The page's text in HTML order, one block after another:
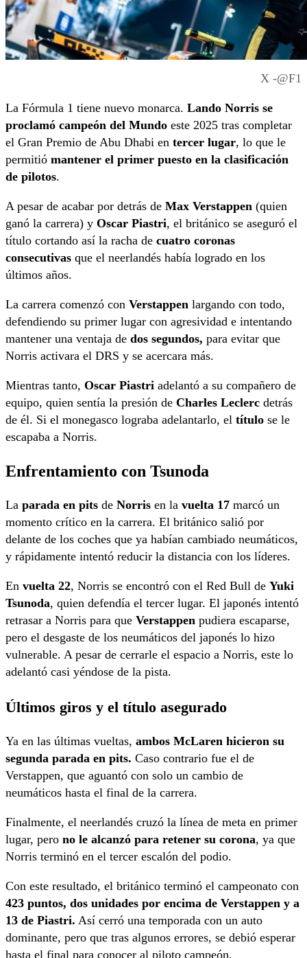
X -@F1
La Fórmula 1 tiene nuevo monarca. Lando Norris se
proclamó campeón del Mundo este 2025 tras completar
el Gran Premio de Abu Dhabi en tercer lugar, lo que le
permitió mantener el primer puesto en la clasificación
de pilotos.
A pesar de acabar por detrás de Max Verstappen (quien
ganó la carrera) y Oscar Piastri, el británico se aseguró el
título cortando así la racha de cuatro coronas
consecutivas que el neerlandés había logrado en los
últimos años.
La carrera comenzó con Verstappen largando con todo,
defendiendo su primer lugar con agresividad e intentando
mantener una ventaja de dos segundos, para evitar que
Norris activara el DRS y se acercara más.
Mientras tanto, Oscar Piastri adelantó a su compañero de
equipo, quien sentía la presión de Charles Leclerc detrás
de él. Si el monegasco lograba adelantarlo, el título se le
escapaba a Norris.
Enfrentamiento con Tsunoda
La parada en pits de Norris en la vuelta 17 marcó un
momento crítico en la carrera. El británico salió por
delante de los coches que ya habían cambiado neumáticos,
y rápidamente intentó reducir la distancia con los líderes.
En vuelta 22, Norris se encontró con el Red Bull de Yuki
Tsunoda, quien defendía el tercer lugar. El japonés intentó
retrasar a Norris para que Verstappen pudiera escaparse,
pero el desgaste de los neumáticos del japonés lo hizo
vulnerable. A pesar de cerrarle el espacio a Norris, este lo
adelantó casi yéndose de la pista.
Últimos giros y el título asegurado
Ya en las últimas vueltas, ambos McLaren hicieron su
segunda parada en pits. Caso contrario fue el de
Verstappen, que aguantó con solo un cambio de
neumáticos hasta el final de la carrera.
Finalmente, el neerlandés cruzó la línea de meta en primer
lugar, pero no le alcanzó para retener su corona, ya que
Norris terminó en el tercer escalón del podio.
Con este resultado, el británico terminó el campeonato con
423 puntos, dos unidades por encima de Verstappen y a
13 de Piastri. Así cerró una temporada con un auto
dominante, pero que tras algunos errores, se debió esperar
hasta el final para conocer al piloto campeón.